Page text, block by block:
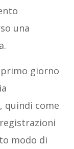
una
primo giorno
quindi come
modo di